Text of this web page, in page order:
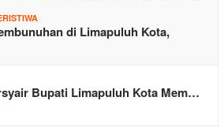
di Limapuluh Kota,
Bupati Limapuluh Kota Mem…